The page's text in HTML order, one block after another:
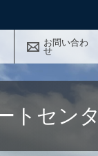
お問い合わ
せ
トセン